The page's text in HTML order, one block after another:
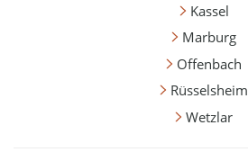
Kassel
Marburg
Offenbach
Rüsselsheim
Wetzlar